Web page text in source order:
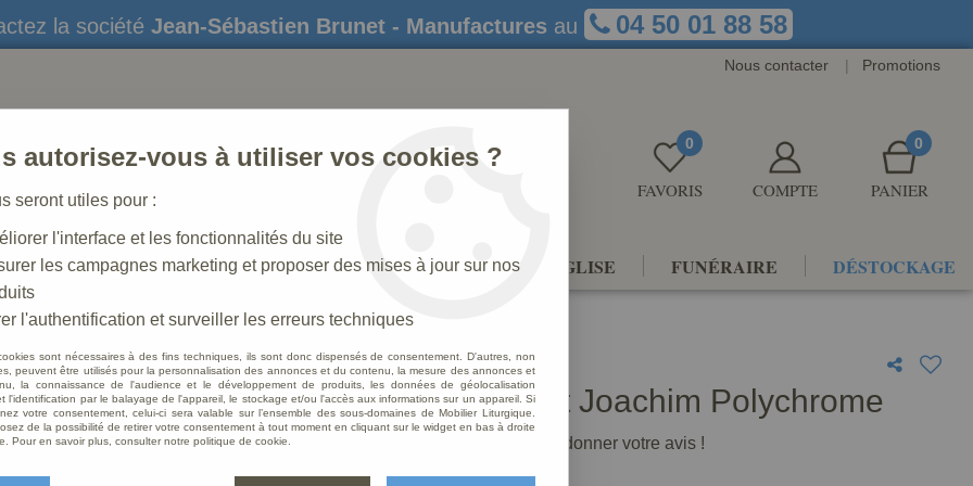
la société Jean-Sébastien Brunet - Manufactures au 04 50 01 88 58
Nous contacter | Promotions
0
FAVORIS COMPTE
0
PANIER
STATUES CRÈCHES DE NOËL AMÉNAGEMENTS D'ÉGLISE FUNÉRAIRE DÉSTOCKAGE
>Statue Saint Joachim Polychrome
Statue Saint Joachim Polychrome
Soyez le premier à donner votre avis !
autorisez-vous à utiliser vos cookies ?
seront utiles pour :
l'interface et les fonctionnalités du site
les campagnes marketing et proposer des mises à jour sur nos
l'authentification et surveiller les erreurs techniques
sont nécessaires à des fins techniques, ils sont donc dispensés de consentement. D'autres, non
peuvent être utilisés pour la personnalisation des annonces et du contenu, la mesure des annonces et
la connaissance de l'audience et le développement de produits, les données de géolocalisation
l'identification par le balayage de l'appareil, le stockage et/ou l'accès aux informations sur un appareil. Si
votre consentement, celui-ci sera valable sur l’ensemble des sous-domaines de Mobilier Liturgique.
de la possibilité de retirer votre consentement à tout moment en cliquant sur le widget en bas à droite
Pour en savoir plus, consulter notre politique de cookie.